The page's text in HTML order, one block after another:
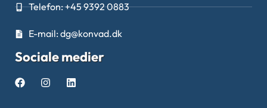
Telefon: +45 9392 0883
E-mail: dg@konvad.dk
Sociale medier